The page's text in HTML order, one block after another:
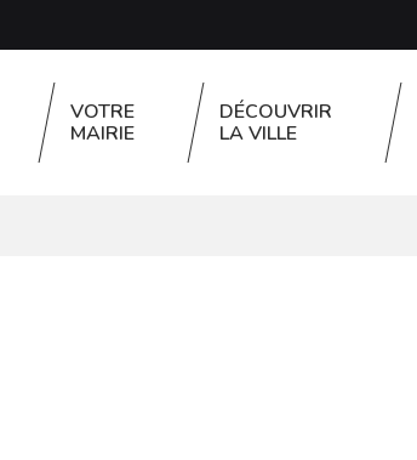
VOTRE
MAIRIE
DÉCOUVRIR
LA VILLE